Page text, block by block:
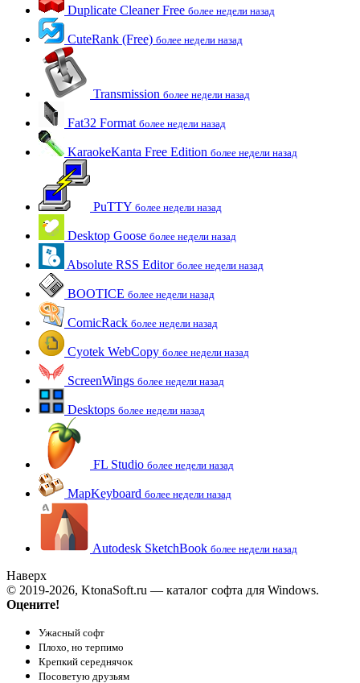
Duplicate Cleaner Free более недели назад
CuteRank (Free) более недели назад
Transmission более недели назад
Fat32 Format более недели назад
KaraokeKanta Free Edition более недели назад
PuTTY более недели назад
Desktop Goose более недели назад
Absolute RSS Editor более недели назад
BOOTICE более недели назад
ComicRack более недели назад
Cyotek WebCopy более недели назад
ScreenWings более недели назад
Desktops более недели назад
FL Studio более недели назад
MapKeyboard более недели назад
Autodesk SketchBook более недели назад
Наверх
© 2019-2026, KtonaSoft.ru — каталог софта для Windows.
Оцените!
Ужасный софт
Плохо, но терпимо
Крепкий середнячок
Посоветую друзьям